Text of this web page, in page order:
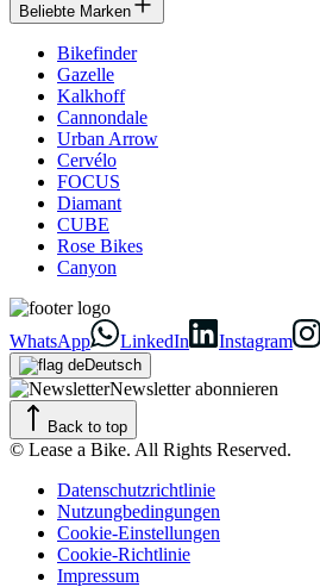
Beliebte Marken
Bikefinder
Gazelle
Kalkhoff
Cannondale
Urban Arrow
Cervélo
FOCUS
Diamant
CUBE
Rose Bikes
Canyon
WhatsApp LinkedIn Instagram
Deutsch
Newsletter abonnieren
Back to top
© Lease a Bike. All Rights Reserved.
Datenschutzrichtlinie
Nutzungbedingungen
Cookie-Einstellungen
Cookie-Richtlinie
Impressum